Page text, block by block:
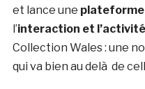
et lance une plateforme
l’interaction et
Collection Wales : une
qui va bien au delà de